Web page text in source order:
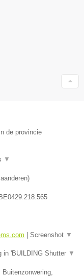
de provincie
▼
)
BE0429.218.565
Screenshot ▼
in 'BUILDING Shutter ▼